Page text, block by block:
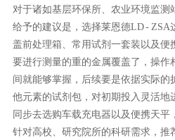
对于诸如基层环保所、农业环境监测
给予的建议是，选择莱恩德LD - ZSA
盖前处理箱、常用试剂一套装以及便
要进行测量的重的金属覆盖了，操作
间就能够掌握，后续要是依据实际的
他元素的试剂包，对初期投入灵活地
同步去选购车载充电器以及便携天平
针对高校、研究院所的科研需求，推